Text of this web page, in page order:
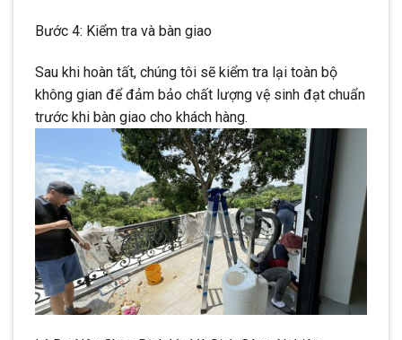
Bước 4: Kiểm tra và bàn giao
Sau khi hoàn tất, chúng tôi sẽ kiểm tra lại toàn bộ
không gian để đảm bảo chất lượng vệ sinh đạt chuẩn
trước khi bàn giao cho khách hàng.